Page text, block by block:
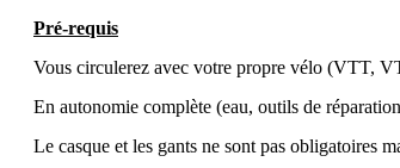
Pré-requis
Vous circulerez avec votre propre vélo (VTT,
En autonomie complète (eau, outils de
Le casque et les gants ne sont pas obligatoires